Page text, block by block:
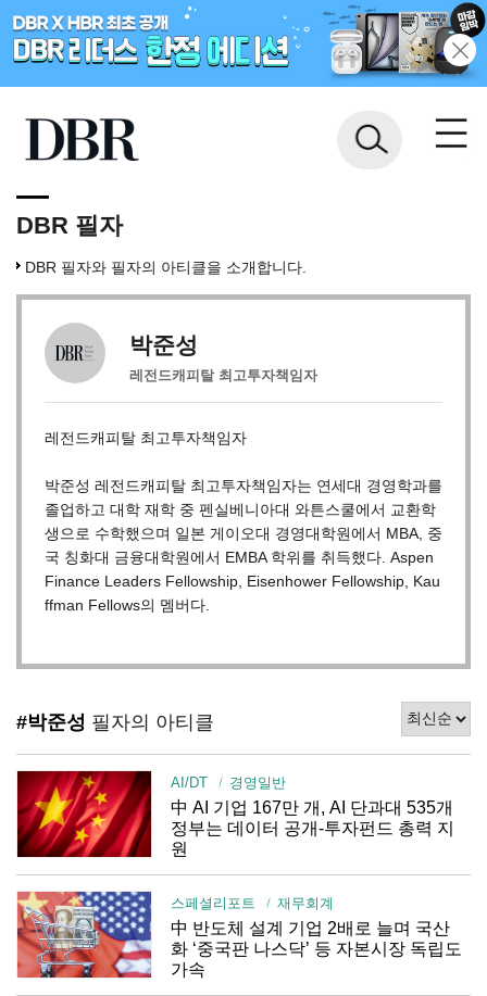
DBR 필자
DBR 필자와 필자의 아티클을 소개합니다.
박준성
레전드캐피탈 최고투자책임자
레전드캐피탈 최고투자책임자
박준성 레전드캐피탈 최고투자책임자는 연세대 경영학과를
졸업하고 대학 재학 중 펜실베니아대 와튼스쿨에서 교환학
생으로 수학했으며 일본 게이오대 경영대학원에서 MBA, 중
국 칭화대 금융대학원에서 EMBA 학위를 취득했다. Aspen
Finance Leaders Fellowship, Eisenhower Fellowship, Kau
ffman Fellows의 멤버다.
#박준성 필자의 아티클
AI/DT 경영일반
中 AI 기업 167만 개, AI 단과대 535개
정부는 데이터 공개-투자펀드 총력 지
원
스페셜리포트 재무회계
中 반도체 설계 기업 2배로 늘며 국산
화 ‘중국판 나스닥’ 등 자본시장 독립도
가속